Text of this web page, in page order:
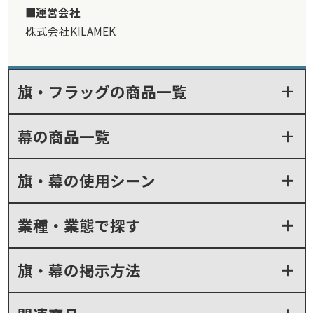
運営会社
株式会社KILAMEK
旗・フラッグの商品一覧
幕の商品一覧
旗・幕の使用シーン
業種・業態で探す
旗・幕の掲示方法